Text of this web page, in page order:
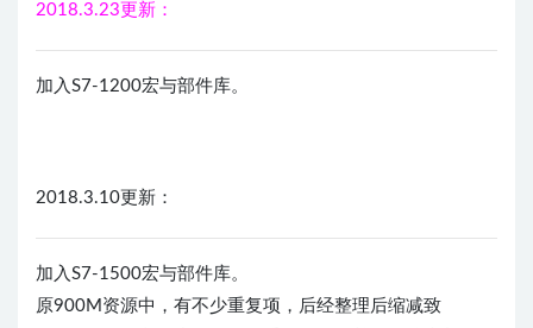
2018.3.23更新：
加入S7-1200宏与部件库。
2018.3.10更新：
加入S7-1500宏与部件库。
原900M资源中，有不少重复项，后经整理后缩减致